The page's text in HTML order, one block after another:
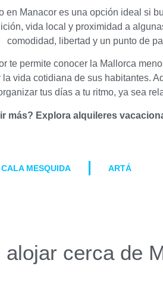
en Manacor es una opción ideal si
vida local y proximidad a
comodidad, libertad y un punto de
te permite conocer la Mallorca
la vida cotidiana de sus habitantes.
tus días a tu ritmo, ya sea
más? Explora alquileres
CALA MESQUIDA ARTÁ
alojar cerca de